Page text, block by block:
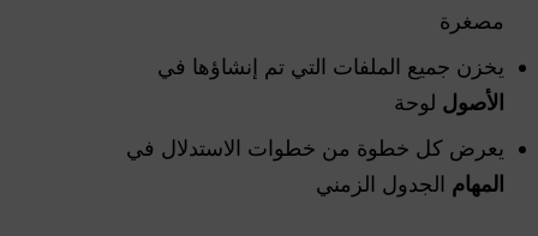
مصغرة
يخزن جميع الملفات التي تم إنشاؤها في
الأصول لوحة
يعرض كل خطوة من خطوات الاستدلال في
المهام الجدول الزمني